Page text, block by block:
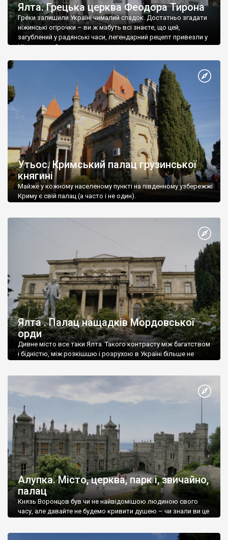
Ялта. Грецька церква Феодора Тирона
Греки залишили Україні чималий спадок. Достатньо згадати
ніжинські огірочки – ви ж мабуть всі знаєте, що цей,
загублений у радянські часи, легендарний рецепт привезли у
Ніжин греки?
Утьос. Кримський палац грузинської
княгині
Майже у кожному населеному пункті на південному узбережжі
Криму є свій палац (а часто і не один).
Ялта . Палац нащадків Мордовської
орди
Дивне місто все таки Ялта. Такого контрасту між багатством
і бідністю, між розкішшю і розрухою в Україні більше не
Алупка. Місто, церква, парк і, звичайно,
палац
Князь Воронцов був чи не найвідомішою людиною свого
часу, але давайте не будемо кривити душею – чи знали ви це